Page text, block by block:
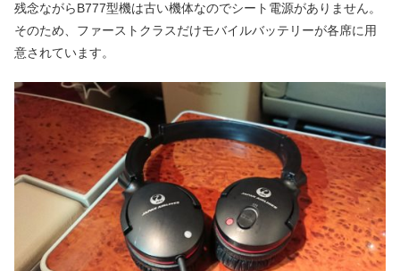
残念ながらB777型機は古い機体なのでシート電源がありません。
そのため、ファーストクラスだけモバイルバッテリーが各席に用
意されています。